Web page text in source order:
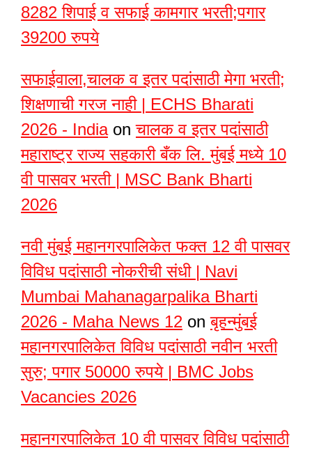
8282 शिपाई व सफाई कामगार भरती;पगार
39200 रुपये
सफाईवाला,चालक व इतर पदांसाठी मेगा भरती;
शिक्षणाची गरज नाही | ECHS Bharati
2026 - Indiaonचालक व इतर पदांसाठी
महाराष्ट्र राज्य सहकारी बँक लि. मुंबई मध्ये 10
वी पासवर भरती | MSC Bank Bharti
2026
नवी मुंबई महानगरपालिकेत फक्त 12 वी पासवर
विविध पदांसाठी नोकरीची संधी | Navi
Mumbai Mahanagarpalika Bharti
2026 - Maha News 12 onबृहन्मुंबई
महानगरपालिकेत विविध पदांसाठी नवीन भरती
सुरु; पगार 50000 रुपये | BMC Jobs
Vacancies 2026
महानगरपालिकेत 10 वी पासवर विविध पदांसाठी